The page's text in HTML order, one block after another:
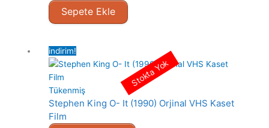
Sepete Ekle
indirim!
Tükenmiş
Stephen King O- It (1990) Orjinal VHS Kaset
Film
Stokta Yok